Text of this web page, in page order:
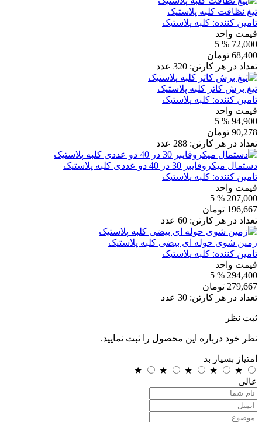
تیغ نظافت کلبه پلاستیک
تامین کننده: کلبه پلاستیک
قیمت واحد
72,000
% 5
68,400 تومان
تعداد در هر کارتن: 320 عدد
تیغ برش کاتر کلبه پلاستیک
تامین کننده: کلبه پلاستیک
قیمت واحد
94,900
% 5
90,278 تومان
تعداد در هر کارتن: 288 عدد
دستمال میکروفایبر 30 در 40 دو عددی کلبه پلاستیک
تامین کننده: کلبه پلاستیک
قیمت واحد
207,000
% 5
196,667 تومان
تعداد در هر کارتن: 60 عدد
زمین شوی حوله ای بیضی کلبه پلاستیک
تامین کننده: کلبه پلاستیک
قیمت واحد
294,400
% 5
279,667 تومان
تعداد در هر کارتن: 30 عدد
ثبت نظر
نظر خود درباره این محصول را ثبت نمایید.
امتیاز بسیار بد
★
★
★
★
★
عالی